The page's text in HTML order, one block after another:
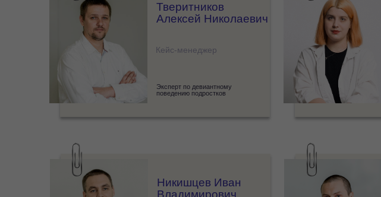
Никишцев Иван
Владимирович
Тверитников
Алексей Николаевич
Кейс-менеджер
Эксперт по девиантному
поведению подростков